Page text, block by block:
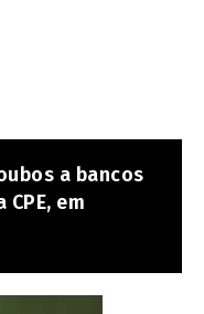
a bancos
em